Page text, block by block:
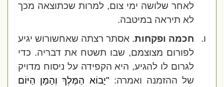
לאחר שלושה ימי צום, למרות שכתוצאה מכך
לא תיראה במיטבה.
חכמה ופקחות. אסתר רצתה שאחשורוש יגיע
לפורום מצוצמם, שבו תשטח את דבריה. כדי
לגרום לו להגיע, היא הקפידה על ניסוח מדויק
של ההזמנה ואמרה:"יָבוֹא הַמֶּלֶךְ וְהָמָן הַיּוֹם